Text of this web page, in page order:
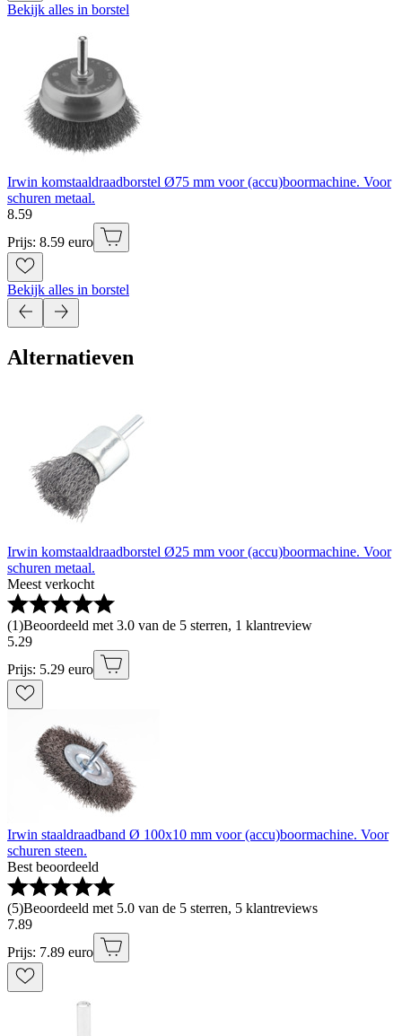
Bekijk alles in borstel
Irwin komstaaldraadborstel Ø75 mm voor (accu)boormachine. Voor
schuren metaal.
8.59
Prijs: 8.59 euro
Bekijk alles in borstel
Alternatieven
Irwin komstaaldraadborstel Ø25 mm voor (accu)boormachine. Voor
schuren metaal.
Meest verkocht
(1)Beoordeeld met 3.0 van de 5 sterren, 1 klantreview
5.29
Prijs: 5.29 euro
Irwin staaldraadband Ø 100x10 mm voor (accu)boormachine. Voor
schuren steen.
Best beoordeeld
(5)Beoordeeld met 5.0 van de 5 sterren, 5 klantreviews
7.89
Prijs: 7.89 euro